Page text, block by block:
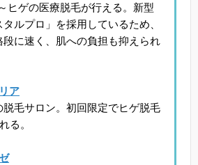
ゲの医療脱毛が行える。新型
ルプロ」を採用しているため、
段に速く、肌への負担も抑えられ
ア
毛サロン。初回限定でヒゲ脱毛
る。